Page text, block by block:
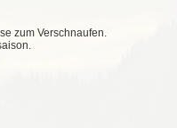
zum Verschnaufen.